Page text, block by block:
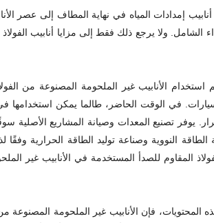
أنابيب إمدادات المياه في نهاية المطاف إلى عصر
الشامل. ولا يرجع ذلك فقط إلى مزايا أنابيب
استخدام الأنابيب غير الملحومة المصنوعة من
في الوقت الحاضر، طالما يمكن
يوفر تصنيع المعدات وصيانة المشاريع الأصلية
الطاقة النووية وصناعة توليد الطاقة الحرارية
فإن الأنابيب غير الملحومة المصنوعة من